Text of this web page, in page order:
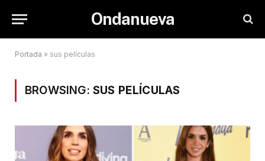
Ondanueva
Portada » sus películas
BROWSING: SUS PELÍCULAS